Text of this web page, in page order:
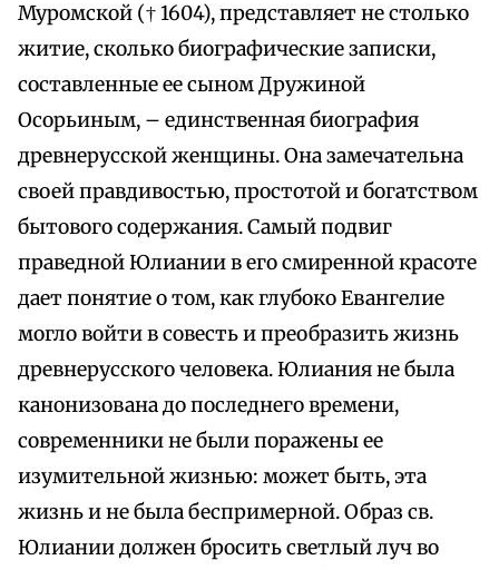
Муромской († 1604), представляет не столько
житие, сколько биографические записки,
составленные ее сыном Дружиной
Осорьиным, – единственная биография
древнерусской женщины. Она замечательна
своей правдивостью, простотой и богатством
бытового содержания. Самый подвиг
праведной Юлиании в его смиренной красоте
дает понятие о том, как глубоко Евангелие
могло войти в совесть и преобразить жизнь
древнерусского человека. Юлиания не была
канонизована до последнего времени,
современники не были поражены ее
изумительной жизнью: может быть, эта
жизнь и не была беспримерной. Образ св.
Юлиании должен бросить светлый луч во